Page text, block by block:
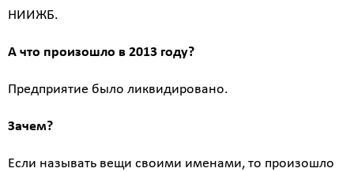
НИИЖБ.
А что произошло в 2013 году?
Предприятие было ликвидировано.
Зачем?
Если называть вещи своими именами, то произошло